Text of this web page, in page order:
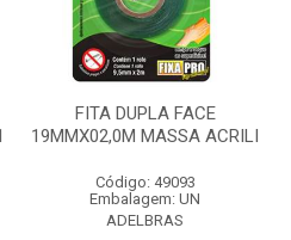
FITA DUPLA FACE
19MMX02,0M MASSA ACRILI
Código: 49093
Embalagem: UN
ADELBRAS